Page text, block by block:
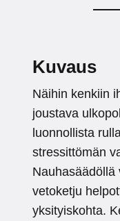
Kuvaus
Näihin kenkiin
joustava
luonnollista
stressittömän
Nauhasäädöllä
vetoketju
yksityiskohta.